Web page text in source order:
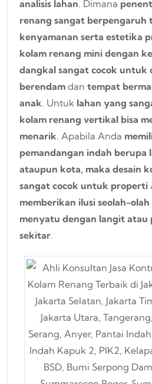
analisis lahan. Dimana
renang sangat berpengaruh
kenyamanan serta estetika
kolam renang mini dengan
dangkal sangat cocok untuk
berendam dan tempat
anak. Untuk lahan yang
kolam renang vertikal bisa
menarik. Apabila Anda
pemandangan indah berupa
ataupun kota, maka desain
sangat cocok untuk properti
memberikan ilusi seolah-
menyatu dengan langit atau
sekitar.